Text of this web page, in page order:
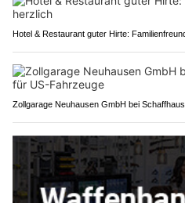
Hotel & Restaurant guter Hirte:
Zollgarage Neuhausen GmbH bei